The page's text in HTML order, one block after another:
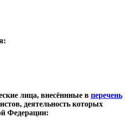
лица, внесённные в перечень
деятельность которых
Федерации: